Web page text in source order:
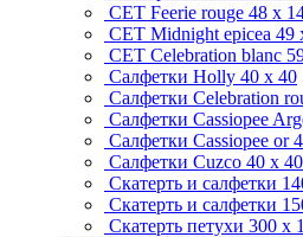
СЕТ Feerie rouge 48 x
СЕТ Midnight epicea 49
СЕТ Celebration blanc
Салфетки Holly 40 x 40
Салфетки Celebration
Салфетки Cassiopee
Салфетки Cassiopee or
Салфетки Cuzco 40 x 40
Скатерть и салфетки
Скатерть и салфетки
Скатерть петухи 300 x